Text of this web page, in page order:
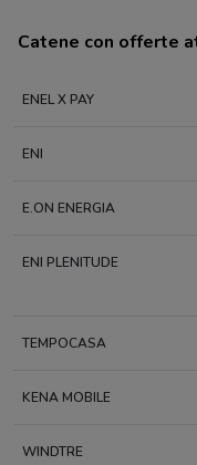
Catene con offerte
ENEL X PAY
ENI
E.ON ENERGIA
ENI PLENITUDE
TEMPOCASA
KENA MOBILE
WINDTRE